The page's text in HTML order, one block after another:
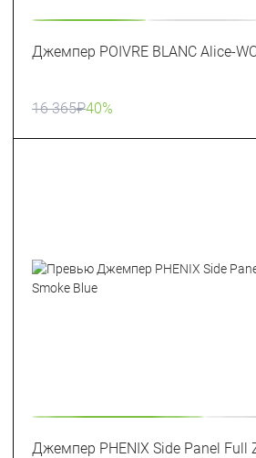
Джемпер POIVRE BLANC Alice-
16 365₽40%
Джемпер PHENIX Side Panel Full